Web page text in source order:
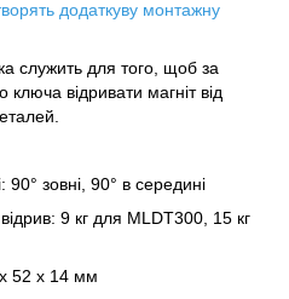
додаткуву монтажну
служить для того, щоб за
відривати магніт від
зовні, 90° в середині
9 кг для MLDT300, 15 кг
52 х 14 мм